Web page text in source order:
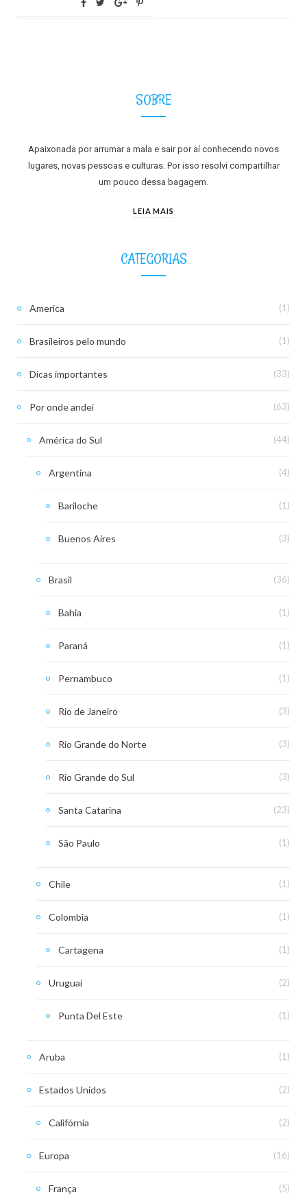
SOBRE
Apaixonada por arrumar a mala e sair por aí conhecendo novos
lugares, novas pessoas e culturas. Por isso resolvi compartilhar
um pouco dessa bagagem.
LEIA MAIS
CATEGORIAS
America (1)
Brasileiros pelo mundo (1)
Dicas importantes (33)
Por onde andei (63)
América do Sul (44)
Argentina (4)
Bariloche (1)
Buenos Aires (3)
Brasil (36)
Bahia (1)
Paraná (1)
Pernambuco (1)
Rio de Janeiro (3)
Rio Grande do Norte (3)
Rio Grande do Sul (3)
Santa Catarina (23)
São Paulo (1)
Chile (1)
Colombia (1)
Cartagena (1)
Uruguai (2)
Punta Del Este (1)
Aruba (1)
Estados Unidos (2)
Califórnia (2)
Europa (16)
França (5)